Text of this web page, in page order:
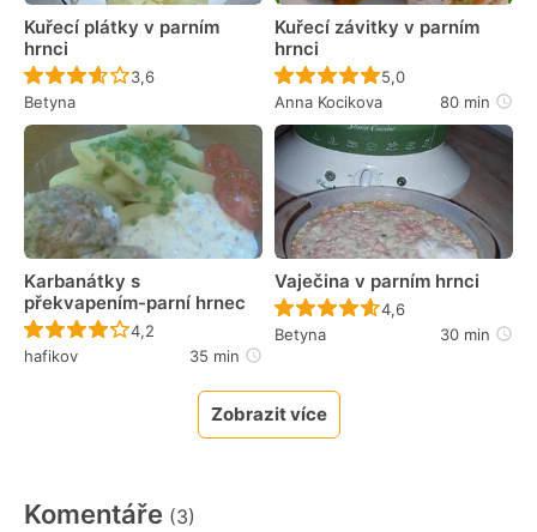
Kuřecí plátky v parním
hrnci
Recept ještě nebyl hodnocen
3,6
Betyna
Kuřecí závitky v parním
hrnci
Recept ještě nebyl
5,0
Anna Kocikova
80 min
Karbanátky s
překvapením-parní hrnec
Recept ještě nebyl hodnocen
4,2
hafikov
35 min
Vaječina v parním hrnci
Recept ještě nebyl
4,6
Betyna
30 min
Zobrazit více
Komentáře (3)